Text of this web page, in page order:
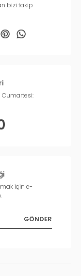
bizi takip
Cumartesi:
için e-